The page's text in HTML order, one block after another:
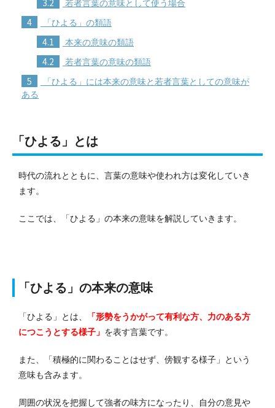
若者言葉の意味として使う場合
4 「ひよる」の類語
4.1 本来の意味の類語
4.2 若者言葉の意味の類語
5
「ひよる」には本来の意味と若者言葉としての意味が
ある
「ひよる」とは
時代の流れとともに、言葉の意味や使われ方は変化していき
ます。
ここでは、「ひよる」の本来の意味を解説していきます。
「ひよる」の本来の意味
「ひよる」とは、
「形勢をうかがって有利な方、力のある方
につこうとする様子」 を表す言葉です。
また、「積極的に関わることはせず、傍観する様子」という
意味も含みます。
周囲の状況を把握して強者の味方になったり、自分の意見や